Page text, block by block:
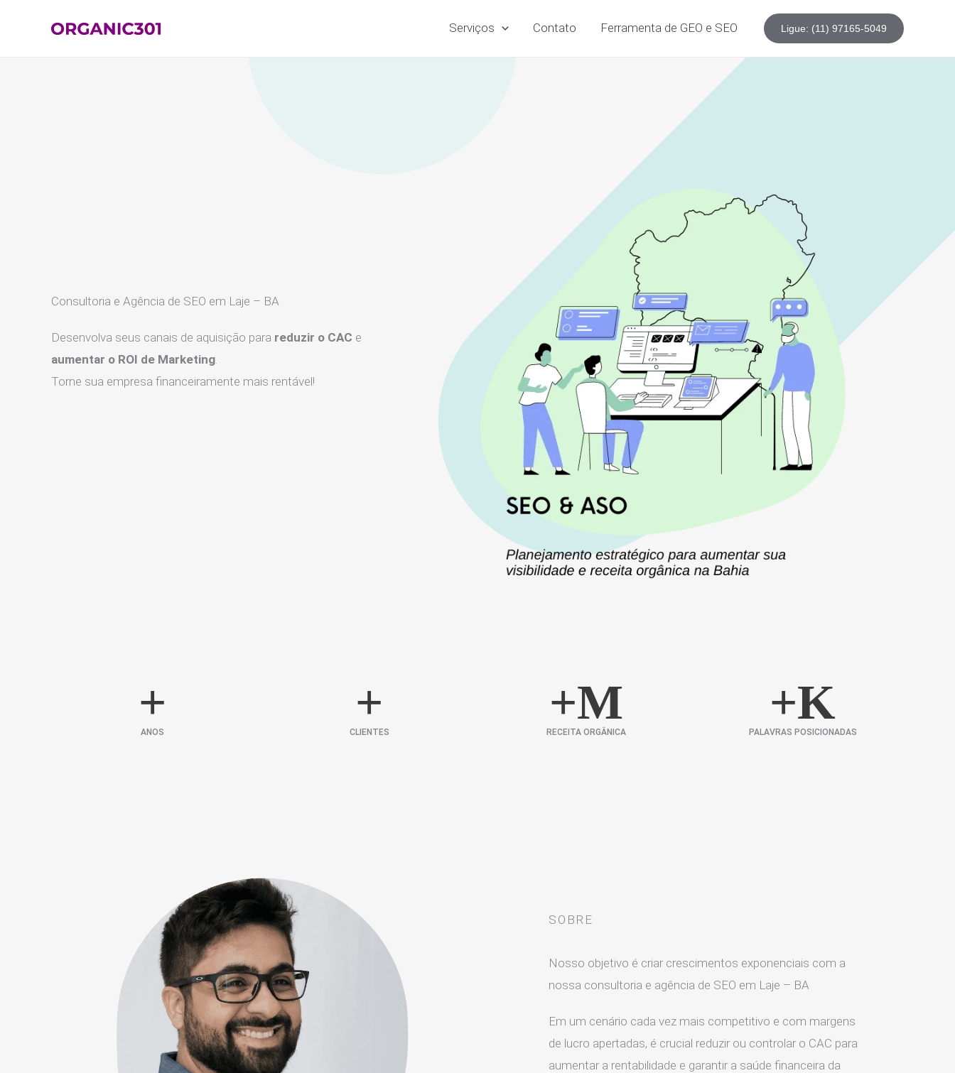
Serviços Contato Ferramenta de GEO e SEO Ligue: (11) 97165-5049
Consultoria e Agência de SEO em Laje – BA
Desenvolva seus canais de aquisição para reduzir o CAC e
aumentar o ROI de Marketing.
Torne sua empresa financeiramente mais rentável!
+
ANOS
+
CLIENTES
+M
RECEITA ORGÂNICA
+K
PALAVRAS POSICIONADAS
SOBRE
Nosso objetivo é criar crescimentos exponenciais com a
nossa consultoria e agência de SEO em Laje – BA
Em um cenário cada vez mais competitivo e com margens
de lucro apertadas, é crucial reduzir ou controlar o CAC para
aumentar a rentabilidade e garantir a saúde financeira da